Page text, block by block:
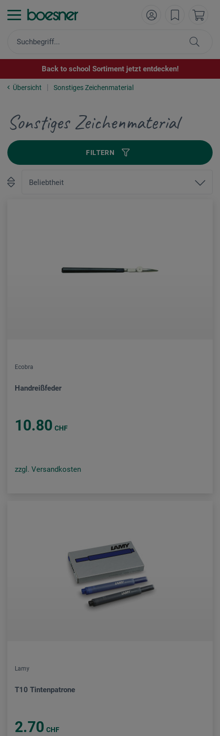
Back to school Sortiment jetzt entdecken!
Übersicht Sonstiges Zeichenmaterial
Sonstiges Zeichenmaterial
FILTERN
Ecobra
Handreißfeder
10.80 CHF
zzgl. Versandkosten
Lamy
T10 Tintenpatrone
2.70 CHF